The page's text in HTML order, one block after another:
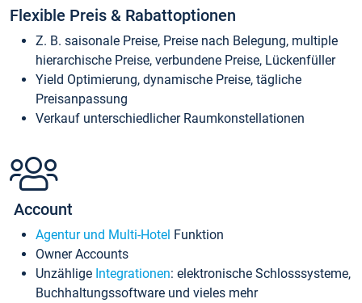
Flexible Preis & Rabattoptionen
Z. B. saisonale Preise, Preise nach Belegung, multiple
hierarchische Preise, verbundene Preise, Lückenfüller
Yield Optimierung, dynamische Preise, tägliche
Preisanpassung
Verkauf unterschiedlicher Raumkonstellationen
Account
Agentur und Multi-Hotel Funktion
Owner Accounts
Unzählige Integrationen: elektronische Schlosssysteme,
Buchhaltungssoftware und vieles mehr